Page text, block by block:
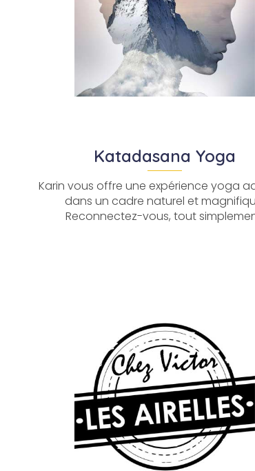
Katadasana Yoga
Karin vous offre une expérience yoga
dans un cadre naturel et
Reconnectez-vous, tout